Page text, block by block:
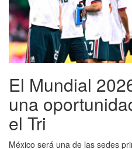
El Mundial
una
el Tri
México será una de las sedes